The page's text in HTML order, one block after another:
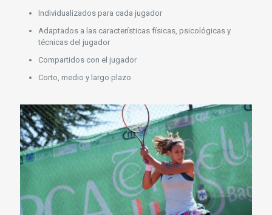
Individualizados para cada jugador
Adaptados a las características físicas, psicológicas y
técnicas del jugador
Compartidos con el jugador
Corto, medio y largo plazo